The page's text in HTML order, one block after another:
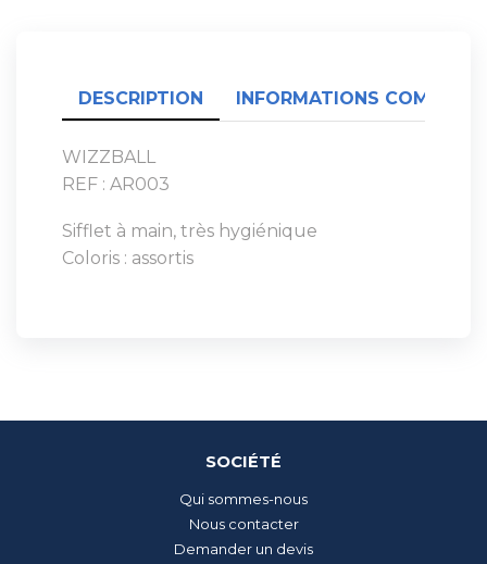
DESCRIPTION INFORMATIONS
WIZZBALL
REF : AR003
Sifflet à main, très hygiénique
Coloris : assortis
SOCIÉTÉ
Qui sommes-nous
Nous contacter
Demander un devis